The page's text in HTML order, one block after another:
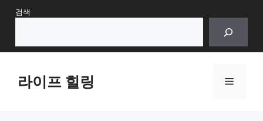
Skip검색
라이프 힐링 Menu